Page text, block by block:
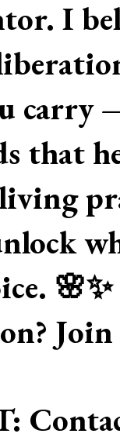
I
carry
Join